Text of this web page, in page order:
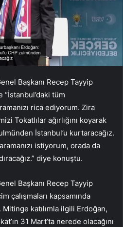
Başkanı Recep Tayyip
tüm
rica ediyorum. Zira
Tokatlılar ağırlığını koyarak
İstanbul’u kurtaracağız.
istiyorum, orada da
diye konuştu.
Başkanı Recep Tayyip
çalışmaları kapsamında
katılımla ilgili Erdoğan,
31 Mart’ta nerede olacağını